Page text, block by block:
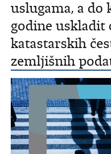
uslugama, a do
godine uskladit
katastarskih
zemljišnih